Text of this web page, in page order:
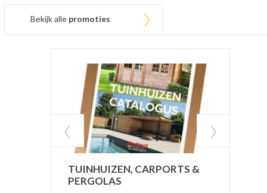
Bekijk alle promoties
TUINHUIZEN, CARPORTS &
PERGOLAS